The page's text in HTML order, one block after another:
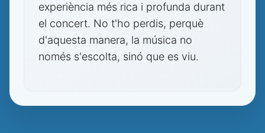
experiència més rica i profunda durant
el concert. No t'ho perdis, perquè
d'aquesta manera, la música no
només s'escolta, sinó que es viu.